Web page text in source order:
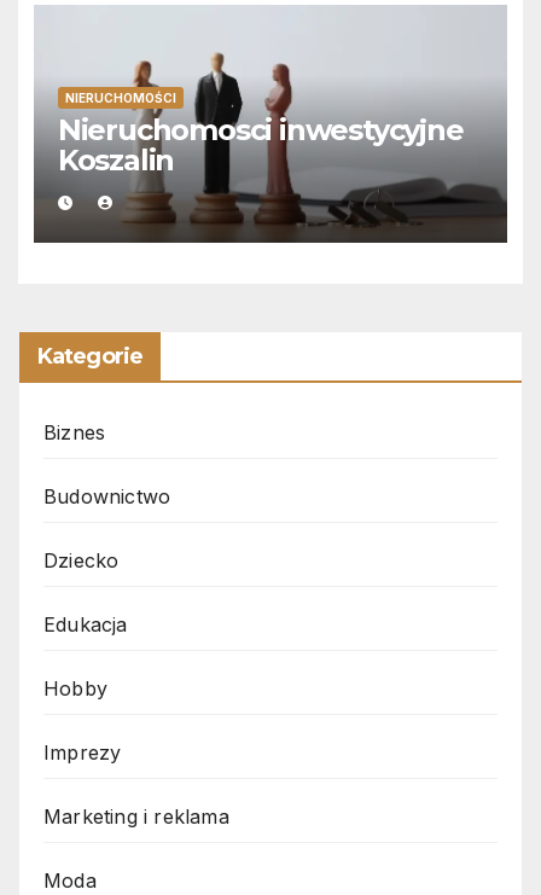
NIERUCHOMOŚCI
Nieruchomosci inwestycyjne
Koszalin
Kategorie
Biznes
Budownictwo
Dziecko
Edukacja
Hobby
Imprezy
Marketing i reklama
Moda